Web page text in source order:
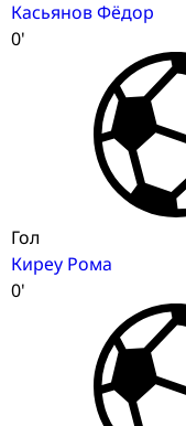
Касьянов Фёдор
0'
Гол
Киреу Рома
0'